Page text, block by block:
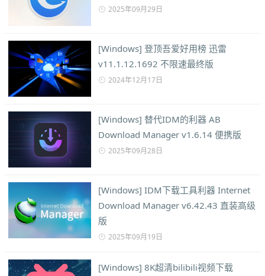
2025年09月29日
[Windows] 登顶吾爱好用榜 迅雷
v11.1.12.1692 不限速最终版
2024年12月17日
[Windows] 替代IDM的利器 AB
Download Manager v1.6.14 便携版
2025年09月28日
[Windows] IDM下载工具利器 Internet
Download Manager v6.42.43 直装高级
版
2025年09月19日
[Windows] 8K超清bilibili视频下载